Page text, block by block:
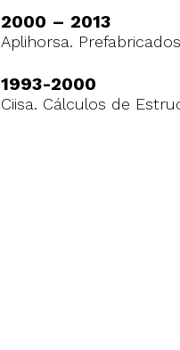
2000 – 2013
Aplihorsa. Prefabricados
1993-2000
Ciisa. Cálculos de